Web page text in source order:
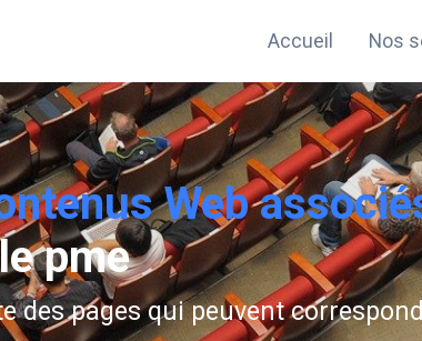
Accueil Nos
Web
pme
des pages qui peuvent